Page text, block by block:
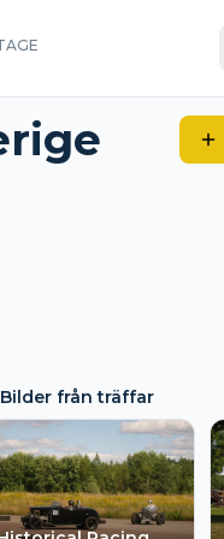
Bilder från träffar